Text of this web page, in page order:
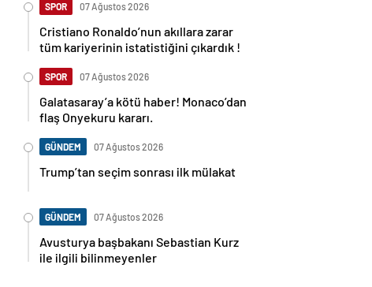
SPOR 07 Ağustos 2026
Cristiano Ronaldo’nun akıllara zarar
tüm kariyerinin istatistiğini çıkardık !
SPOR 07 Ağustos 2026
Galatasaray’a kötü haber! Monaco’dan
flaş Onyekuru kararı.
GÜNDEM 07 Ağustos 2026
Trump’tan seçim sonrası ilk mülakat
GÜNDEM 07 Ağustos 2026
Avusturya başbakanı Sebastian Kurz
ile ilgili bilinmeyenler